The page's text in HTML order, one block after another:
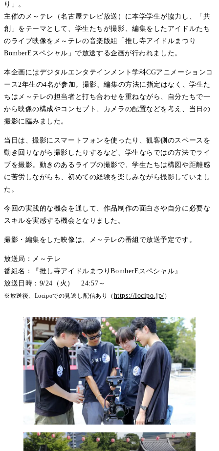
り」。
主催のメ～テレ（名古屋テレビ放送）に本学学生が協力し、「共
創」をテーマとして、学生たちが撮影、編集をしたアイドルたち
のライブ映像をメ～テレの音楽版組「推し寺アイドルまつり
BomberEスペシャル」で放送する企画が行われました。
本企画にはデジタルエンタテインメント学科CGアニメーションコ
ース2年生の4名が参加。撮影、編集の方法に指定はなく、学生た
ちはメ～テレの担当者と打ち合わせを重ねながら、自分たちで一
から映像の構成やコンセプト、カメラの配置などを考え、当日の
撮影に臨みました。
当日は、撮影にスマートフォンを使ったり、観客側のスペースを
動き回りながら撮影したりするなど、学生ならではの方法でライ
ブを撮影。動きのあるライブの撮影で、学生たちは構図や距離感
に苦労しながらも、初めての経験を楽しみながら撮影していまし
た。
今回の実践的な機会を通して、作品制作の面白さや自分に必要な
スキルを実感する機会となりました。
撮影・編集をした映像は、メ～テレの番組で放送予定です。
放送局：メ～テレ
番組名：『推し寺アイドルまつりBomberEスペシャル』
放送日時：9/24（火） 24:57～
※放送後、Locipoでの見逃し配信あり（ https://locipo.jp/ ）